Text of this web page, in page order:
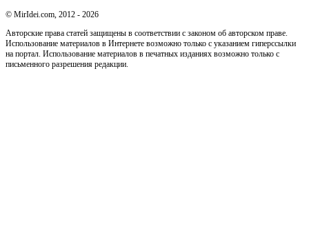
© MirIdei.com, 2012 - 2026
Авторские права статей защищены в соответствии с законом об авторском праве.
Использование материалов в Интернете возможно только с указанием гиперссылки
на портал. Использование материалов в печатных изданиях возможно только с
письменного разрешения редакции.